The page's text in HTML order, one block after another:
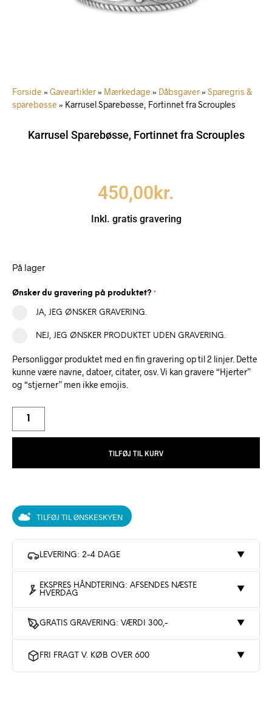
Forside » Gaveartikler » Mærkedage » Dåbsgaver » Sparegris &
sparebøsse » Karrusel Sparebøsse, Fortinnet fra Scrouples
Karrusel Sparebøsse, Fortinnet fra Scrouples
450,00kr.
Inkl. gratis gravering
På lager
Ønsker du gravering på produktet? *
JA, JEG ØNSKER GRAVERING.
NEJ, JEG ØNSKER PRODUKTET UDEN GRAVERING.
Personliggør produktet med en fin gravering op til 2 linjer. Dette
kunne være navne, datoer, citater, osv. Vi kan gravere “Hjerter”
og “stjerner” men ikke emojis.
TILFØJ TIL KURV
TILFØJ TIL ØNSKESKYEN
LEVERING: 2-4 DAGE ▼
EKSPRES HÅNDTERING: AFSENDES NÆSTE
HVERDAG
▼
GRATIS GRAVERING: VÆRDI 300,- ▼
FRI FRAGT V. KØB OVER 600 ▼